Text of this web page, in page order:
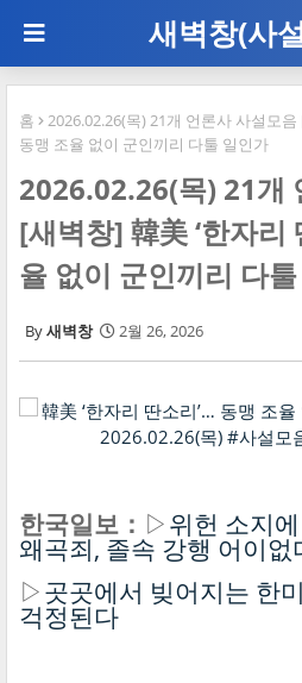
새벽창(사
홈
2026.02.26(목) 21개 언론사 사설모
동맹 조율 없이 군인끼리 다툴 일인가
2026.02.26(목) 21개
[새벽창] 韓美 ‘한자리
율 없이 군인끼리 다
새벽창 2월 26, 2026
한국일보： ▷위헌 소지
왜곡죄, 졸속 강행 어이없
▷곳곳에서 빚어지는 한
걱정된다